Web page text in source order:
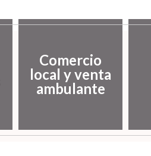
Comercio
local y venta
ambulante